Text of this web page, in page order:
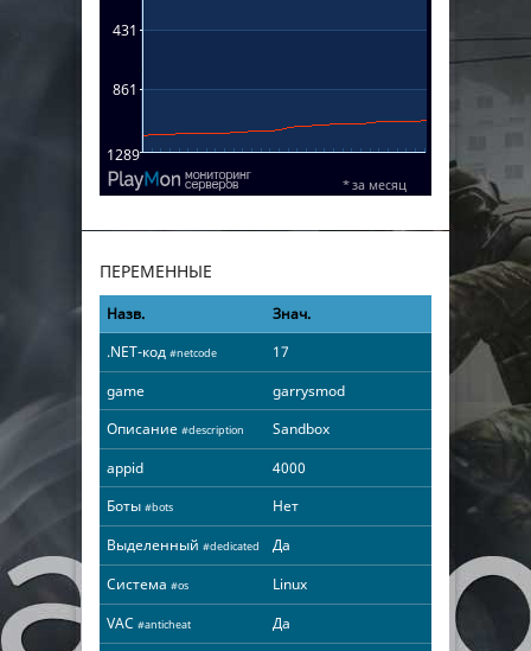
ПЕРЕМЕННЫЕ
Назв.
Знач.
.NET-код #netcode
17
game
garrysmod
Описание #description
Sandbox
appid
4000
Боты #bots
Нет
Выделенный #dedicated
Да
Система #os
Linux
VAC #anticheat
Да